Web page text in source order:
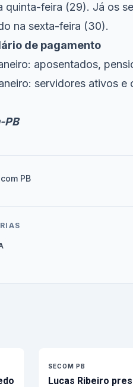
quinta-feira (29). Já os
na sexta-feira (30).
de pagamento
aposentados,
servidores ativos e
PB
PB
SECOM PB
Lucas Ribeiro